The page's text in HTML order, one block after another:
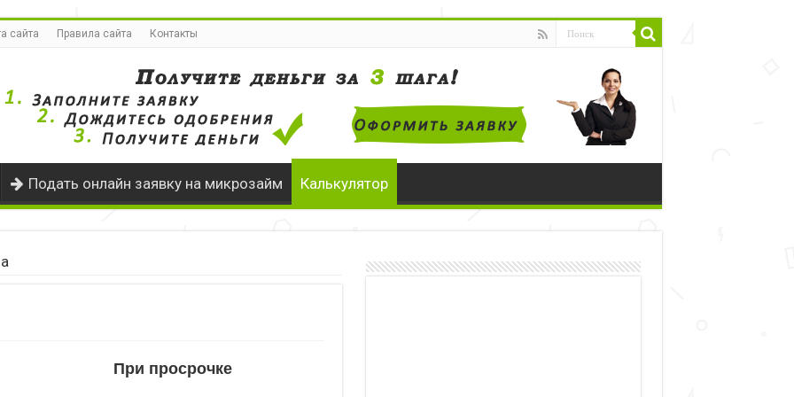
сайта Правила сайта Контакты
Подать онлайн заявку на микрозайм Калькулятор
При просрочке